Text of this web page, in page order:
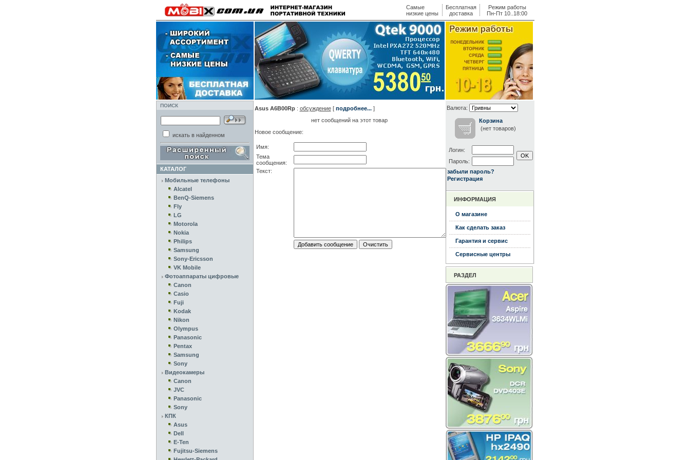
Самые
низкие цены
Бесплатная
доставка
Режим работы
Пн-Пт 10..18:00
ПОИСК
искать в найденном
КАТАЛОГ
Мобильные телефоны
Alcatel
BenQ-Siemens
Fly
LG
Motorola
Nokia
Philips
Samsung
Sony-Ericsson
VK Mobile
Фотоаппараты цифровые
Canon
Casio
Fuji
Kodak
Nikon
Olympus
Panasonic
Pentax
Samsung
Sony
Видеокамеры
Canon
JVC
Panasonic
Sony
КПК
Asus
Dell
E-Ten
Fujitsu-Siemens
Asus A6B00Rp: обсуждение[ подробнее...]
нет сообщений на этот товар
Новое сообщение:
Имя:
Тема
сообщения:
Текст:
Валюта:
Корзина
(нет товаров)
Логин:
Пароль:
забыли пароль?
Регистрация
ИНФОРМАЦИЯ
О магазине
Как сделать заказ
Гарантия и сервис
Сервисные центры
РАЗДЕЛ